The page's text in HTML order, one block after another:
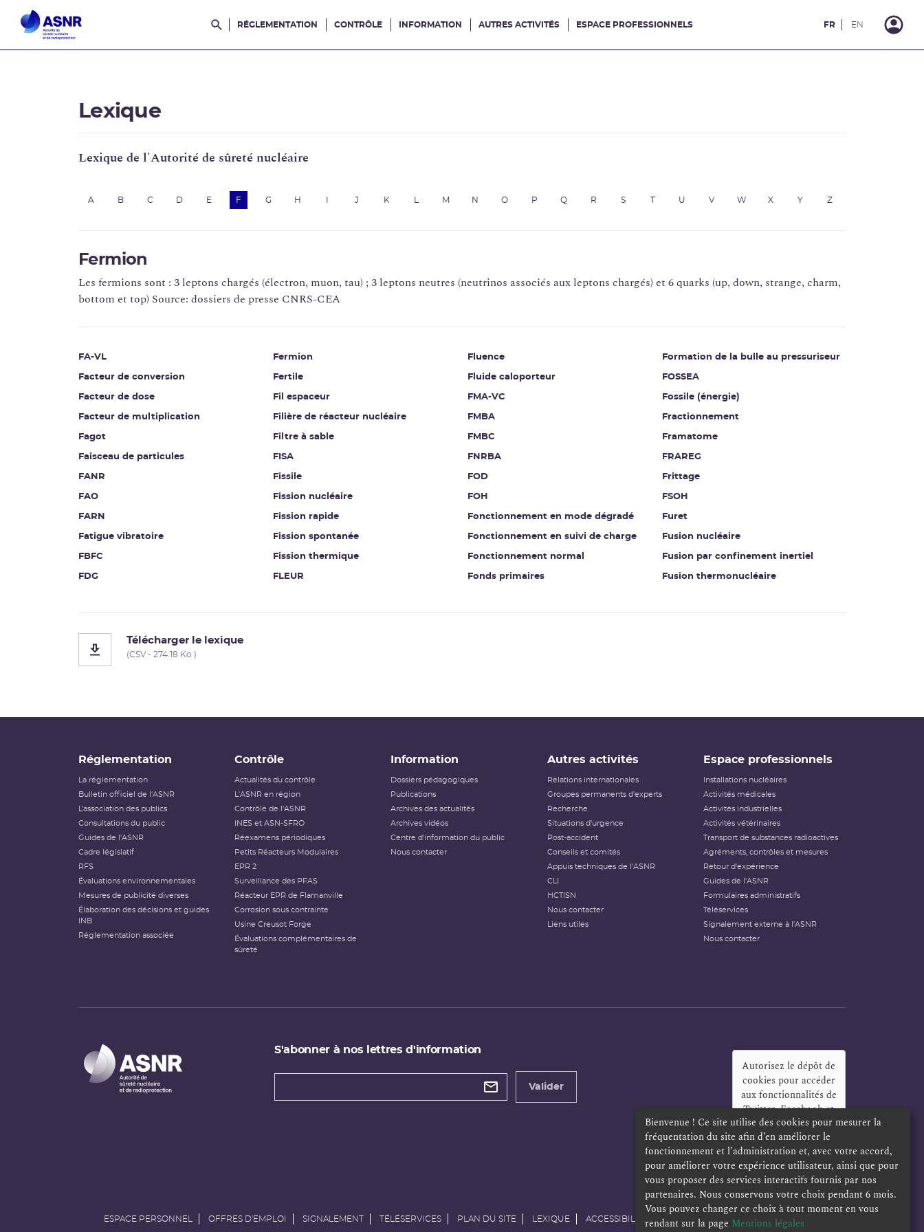
Rechercher dans le site
RÉGLEMENTATION CONTRÔLE INFORMATION AUTRES ACTIVITÉS ESPACE PROFESSIONNELS FR EN
Lexique
Lexique de l'Autorité de sûreté nucléaire
A B C D E F G H J K M N O P Q R S T U V W X Y Z
Fermion
Les fermions sont : 3 leptons chargés (électron, muon, tau) ; 3 leptons neutres (neutrinos associés aux leptons chargés) et 6 quarks (up, down, strange, charm,
bottom et top) Source: dossiers de presse CNRS-CEA
FA-VL
Facteur de conversion
Facteur de dose
Facteur de multiplication
Fagot
Faisceau de particules
FANR
FAO
FARN
Fatigue vibratoire
FBFC
FDG
Fermion
Fertile
Fil espaceur
Filière de réacteur nucléaire
Filtre à sable
FISA
Fissile
Fission nucléaire
Fission rapide
Fission spontanée
Fission thermique
FLEUR
Fluence
Fluide caloporteur
FMA-VC
FMBA
FMBC
FNRBA
FOD
FOH
Fonctionnement en mode dégradé
Fonctionnement en suivi de charge
Fonctionnement normal
Fonds primaires
Formation de la bulle au pressuriseur
FOSSEA
Fossile (énergie)
Fractionnement
Framatome
FRAREG
Frittage
FSOH
Furet
Fusion nucléaire
Fusion par confinement inertiel
Fusion thermonucléaire
Télécharger le lexique
(CSV - 274.18 Ko )
Réglementation
La réglementation
Bulletin officiel de l'ASNR
L’association des publics
Consultations du public
Guides de l'ASNR
Cadre législatif
RFS
Évaluations environnementales
Mesures de publicité diverses
Élaboration des décisions et guides
INB
Réglementation associée
Contrôle
Actualités du contrôle
L'ASNR en région
Contrôle de l'ASNR
INES et ASN-SFRO
Réexamens périodiques
Petits Réacteurs Modulaires
EPR 2
Surveillance des PFAS
Réacteur EPR de Flamanville
Corrosion sous contrainte
Usine Creusot Forge
Évaluations complémentaires de
sûreté
Information
Dossiers pédagogiques
Publications
Archives des actualités
Archives vidéos
Centre d'information du public
Nous contacter
Autres activités
Relations internationales
Groupes permanents d'experts
Recherche
Situations d'urgence
Post-accident
Conseils et comités
Appuis techniques de l'ASNR
CLI
HCTISN
Nous contacter
Liens utiles
Espace professionnels
Installations nucléaires
Activités médicales
Activités industrielles
Activités vétérinaires
Transport de substances radioactives
Agréments, contrôles et mesures
Retour d'expérience
Guides de l'ASNR
Formulaires administratifs
Téléservices
Signalement externe à l'ASNR
Nous contacter
S'abonner à nos lettres d'information
Valider
Autorisez le dépôt de
cookies pour accéder
aux fonctionnalités de
Twitter, Facebook et
LinkedIn?
Oui
Toujours
ESPACE PERSONNEL OFFRES D'EMPLOI SIGNALEMENT TÉLÉSERVICES PLAN DU SITE LEXIQUE ACCESSIBILITÉ POLITIQUE DE CONFIDENTIALITÉ
Bienvenue ! Ce site utilise des cookies pour mesurer la
fréquentation du site afin d’en améliorer le
fonctionnement et l’administration et, avec votre accord,
pour améliorer votre expérience utilisateur, ainsi que pour
vous proposer des services interactifs fournis par nos
partenaires. Nous conservons votre choix pendant 6 mois.
Vous pouvez changer ce choix à tout moment en vous
rendant sur la page Mentions légales